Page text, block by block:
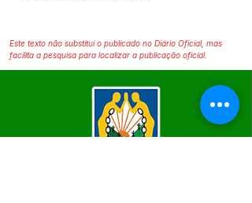
Este texto não substitui o publicado no Diário Oficial, mas
facilita a pesquisa para localizar a publicação oficial.